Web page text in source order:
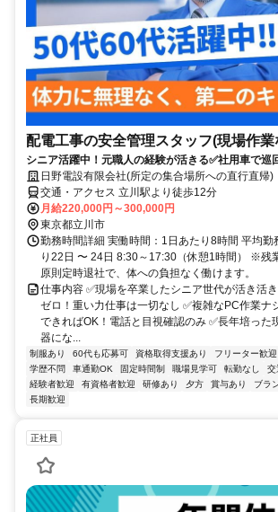
配電工事の安全管理スタッフ(現場作業
シニア活躍中！元職人の経験が活きる✅社用車で巡
日野電設有限会社(所定の集合場所への直行直帰)
交通・アクセス 立川駅より徒歩12分
月給220,000円～300,000円
東京都立川市
勤務時間詳細 実働時間：1日あたり8時間 平均勤
り22日 〜 24日 8:30～17:30（休憩1時間） ※残
原則定時退社で、体への負担なく働けます。
仕事内容 ✅現場を卒業したシニア世代が活き活
ゼロ！重い力仕事は一切なし ✅複雑なPC作業ナ
できればOK！電話と目視確認のみ ✅長年培った
器にな...
制服あり 60代も応募可 資格取得支援あり フリーター歓迎
学歴不問
車通勤OK 固定時間制 職場見学可 転勤なし 交
経験者歓迎
有資格者歓迎 研修あり 夕方 賞与あり ブラ
長期歓迎
正社員